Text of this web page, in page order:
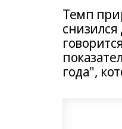
Темп
года",